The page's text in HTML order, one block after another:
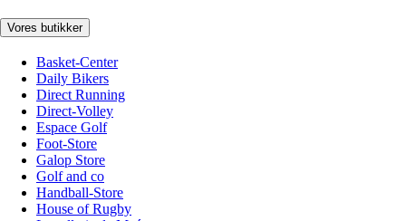
Vores butikker
Basket-Center
Daily Bikers
Direct Running
Direct-Volley
Espace Golf
Foot-Store
Galop Store
Golf and co
Handball-Store
House of Rugby